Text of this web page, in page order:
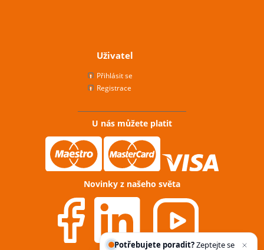
Uživatel
Přihlásit se
Registrace
U nás můžete platit
Novinky z našeho světa
Potřebujete poradit?Zeptejte se našeho asis